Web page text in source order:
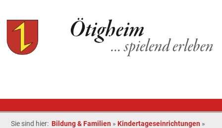
Sie sind hier: Bildung & Familien » Kindertageseinrichtungen »